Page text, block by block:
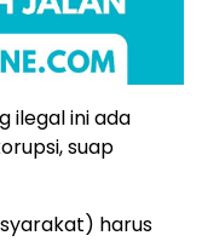
ilegal ini ada
suap
harus